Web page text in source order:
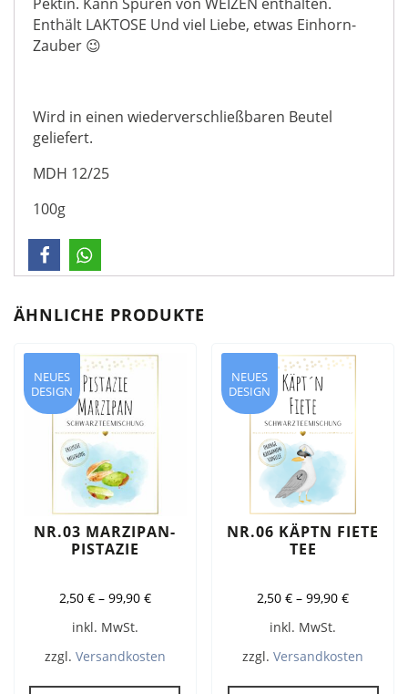
Enthält LAKTOSE Und viel Liebe, etwas Einhorn-
Zauber 😉
Wird in einen wiederverschließbaren Beutel
geliefert.
MDH 12/25
100g
ÄHNLICHE PRODUKTE
NEUES
DESIGN
NR.03 MARZIPAN-
PISTAZIE
2,50 €– 99,90 €
inkl. MwSt.
zzgl. Versandkosten
Dieses
NEUES
DESIGN
NR.06 KÄPTN FIETE
TEE
2,50€ –99,90€
inkl. MwSt.
zzgl.Versandkosten